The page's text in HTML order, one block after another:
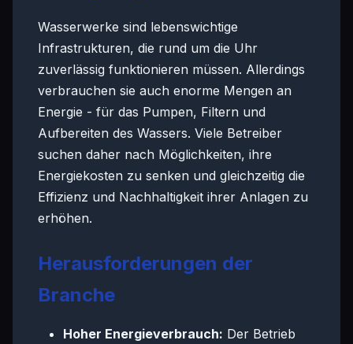
Wasserwerke sind lebenswichtige
Infrastrukturen, die rund um die Uhr
zuverlässig funktionieren müssen. Allerdings
verbrauchen sie auch enorme Mengen an
Energie - für das Pumpen, Filtern und
Aufbereiten des Wassers. Viele Betreiber
suchen daher nach Möglichkeiten, ihre
Energiekosten zu senken und gleichzeitig die
Effizienz und Nachhaltigkeit ihrer Anlagen zu
erhöhen.
Herausforderungen der
Branche
Hoher Energieverbrauch: Der Betrieb